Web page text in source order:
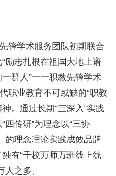
锋学术服务团队初期联合
励志扎根在祖国大地上谱
群人”一一职教先锋学术
职业教育不可或缺的“职教
。通过长期“三深入”实践
四传研”为理念以“三协
的理念理论实践成效品牌
有“千校万师万班线上线
之多。